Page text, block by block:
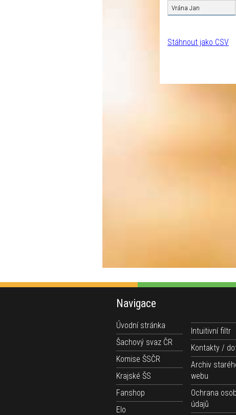
Vrána Jan
Stáhnout jako CSV
Navigace
Úvodní stránka
Šachový svaz ČR
Komise ŠSČR
Krajské ŠS
Fanshop
Elo
Intuitivní filtr
Kontakty /
Archiv
webu
Ochrana
údajů